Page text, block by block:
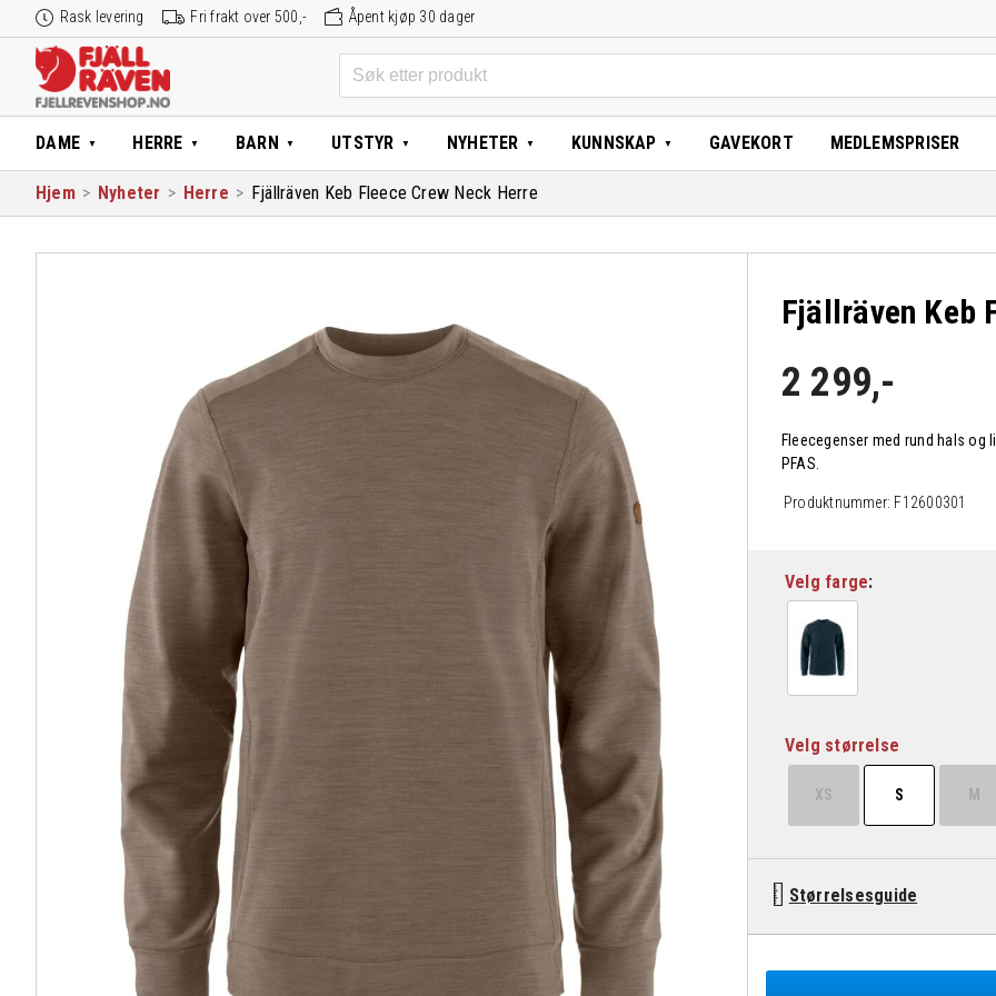
Hopp
til
innhold
Rask levering Fri frakt over 500,- Åpent kjøp 30 dager
Søk
etter:
DAME HERRE BARN UTSTYR NYHETER KUNNSKAP GAVEKORT MEDLEMSPRISER
Hjem > Nyheter > Herre > Fjällräven Keb Fleece Crew Neck Herre
Fjällräven Keb
2 299,-
Fleecegenser med rund hals
PFAS.
Produktnummer: F12600301
Velg farge
Velg størrelse
XS S M
Størrelsesguide